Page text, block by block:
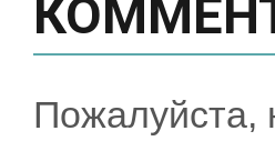
Пожалуйста,